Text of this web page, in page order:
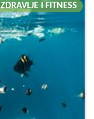
ZDRAVLJE I FITNESS